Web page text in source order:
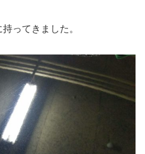
ってきました。